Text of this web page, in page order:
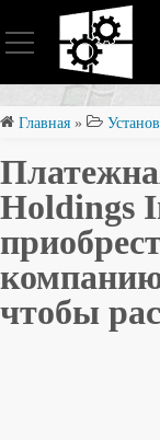
Установка и
Оптимизация ОС
Восстановление
Безопасность
Главная »
Holdings
чтобы